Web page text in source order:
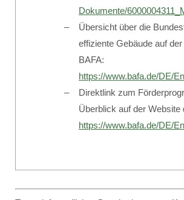
Dokumente/
Übersicht über die
effiziente Gebäude auf
BAFA:
https://www.bafa.de/DE/
Direktlink zum
Überblick auf der Website
https://www.bafa.de/DE/